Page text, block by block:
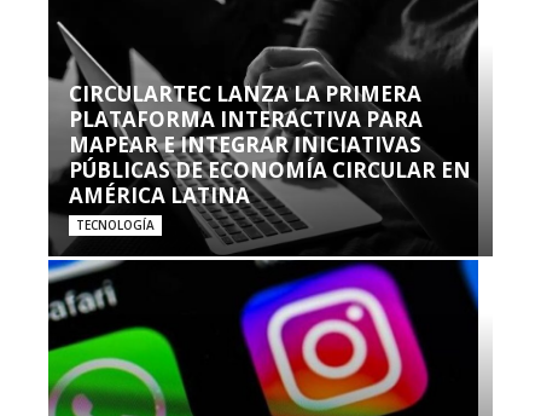
CIRCULARTEC LANZA LA PRIMERA
PLATAFORMA INTERACTIVA PARA
MAPEAR E INTEGRAR INICIATIVAS
PÚBLICAS DE ECONOMÍA CIRCULAR EN
AMÉRICA LATINA
TECNOLOGÍA